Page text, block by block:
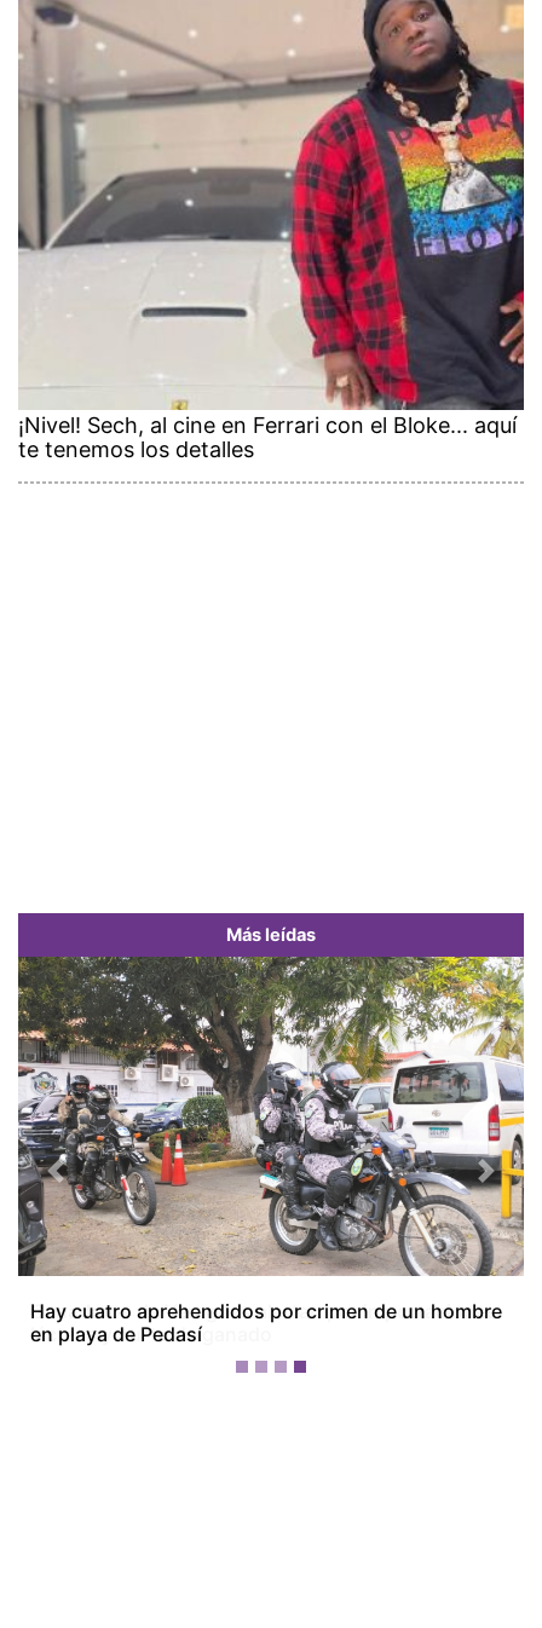
¡Nivel! Sech, al cine en Ferrari con el Bloke... aquí
te tenemos los detalles
Más leídas
Ganaderos de Veraguas alertan por importaciones
lácteas y hurto de ganado
Previous Next